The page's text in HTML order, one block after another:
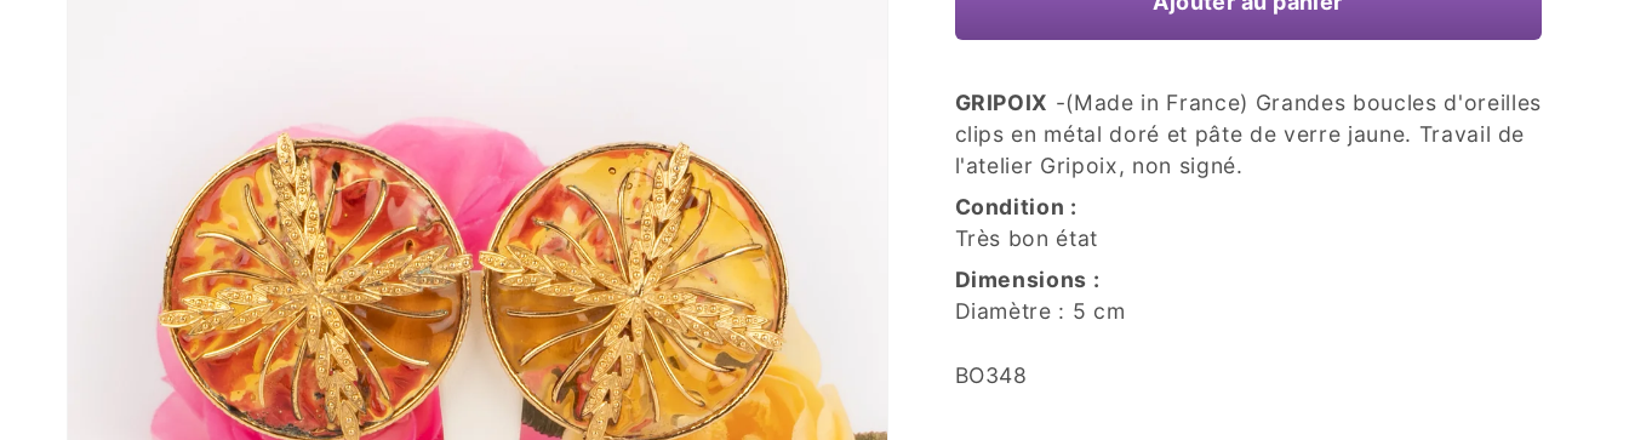
GRIPOIX -(Made in France) Grandes boucles d'oreilles
clips en métal doré et pâte de verre jaune. Travail de
l'atelier Gripoix, non signé.
Condition :
Très bon état
Dimensions :
Diamètre : 5 cm
SKU:
BO348